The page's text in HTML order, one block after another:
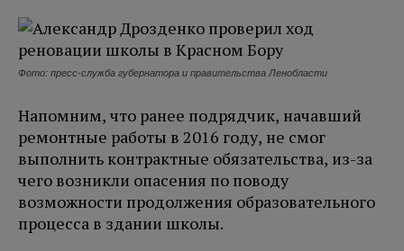
Фото: пресс-служба губернатора и правительства Ленобласти
Напомним, что ранее подрядчик, начавший
ремонтные работы в 2016 году, не смог
выполнить контрактные обязательства, из-за
чего возникли опасения по поводу
возможности продолжения образовательного
процесса в здании школы.